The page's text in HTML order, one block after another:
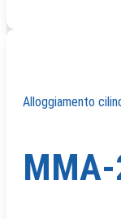
Alloggiamento